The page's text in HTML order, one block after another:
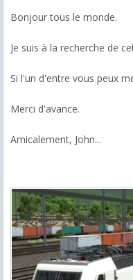
Bonjour tous le monde.
Je suis à la recherche de
Si l'un d'entre vous peux
Merci d'avance.
Amicalement, John...